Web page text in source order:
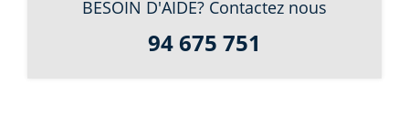
BESOIN D'AIDE? Contactez nous
94 675 751